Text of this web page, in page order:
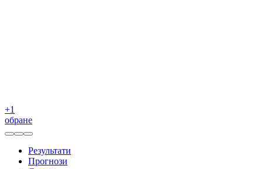
+1
обране
Результати
Прогнози